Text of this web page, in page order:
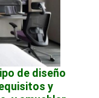
de diseño
y